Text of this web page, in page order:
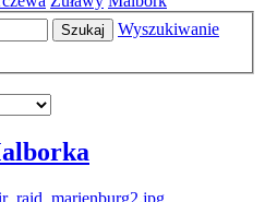
Szukaj
Wyszukiwanie